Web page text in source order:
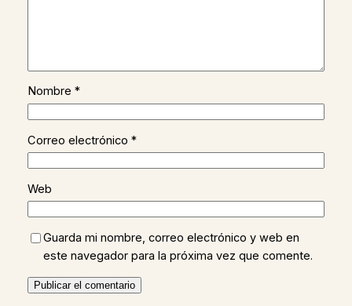
Nombre *
Correo electrónico *
Web
Guarda mi nombre, correo electrónico y web en
este navegador para la próxima vez que comente.